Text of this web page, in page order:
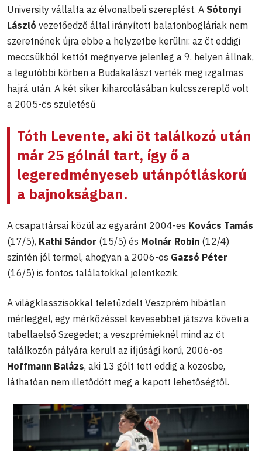
University vállalta az élvonalbeli szereplést. A Sótonyi
László vezetőedző által irányított balatonbogláriak nem
szeretnének újra ebbe a helyzetbe kerülni: az öt eddigi
meccsükből kettőt megnyerve jelenleg a 9. helyen állnak,
a legutóbbi körben a Budakalászt verték meg izgalmas
hajrá után. A két siker kiharcolásában kulcsszereplő volt
a 2005-ös születésű
Tóth Levente, aki öt találkozó után
már 25 gólnál tart, így ő a
legeredményeseb utánpótláskorú
a bajnokságban.
A csapattársai közül az egyaránt 2004-es Kovács Tamás
(17/5), Kathi Sándor (15/5) és Molnár Robin (12/4)
szintén jól termel, ahogyan a 2006-os Gazsó Péter
(16/5) is fontos találatokkal jelentkezik.
A világklasszisokkal teletűzdelt Veszprém hibátlan
mérleggel, egy mérkőzéssel kevesebbet játszva követi a
tabellaelső Szegedet; a veszprémieknél mind az öt
találkozón pályára került az ifjúsági korú, 2006-os
Hoffmann Balázs, aki 13 gólt tett eddig a közösbe,
láthatóan nem illetődött meg a kapott lehetőségtől.